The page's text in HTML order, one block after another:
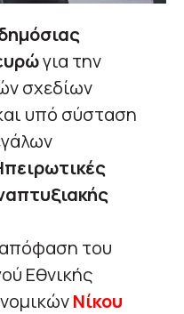
για την
σχεδίων
υπό σύσταση
του
Εθνικής
Νίκου